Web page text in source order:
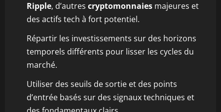
Ripple, d’autres cryptomonnaies majeures et
des actifs tech à fort potentiel.
Répartir les investissements sur des horizons
temporels différents pour lisser les cycles du
marché.
Utiliser des seuils de sortie et des points
d’entrée basés sur des signaux techniques et